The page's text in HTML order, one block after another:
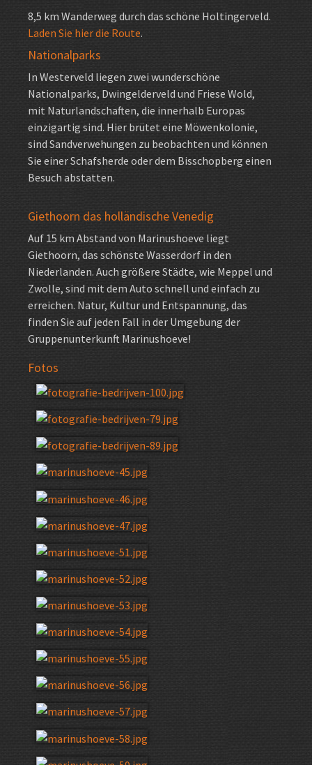
8,5 km Wanderweg durch das schöne Holtingerveld.
Laden Sie hier die Route.
Nationalparks
In Westerveld liegen zwei wunderschöne
Nationalparks, Dwingelderveld und Friese Wold,
mit Naturlandschaften, die innerhalb Europas
einzigartig sind. Hier brütet eine Möwenkolonie,
sind Sandverwehungen zu beobachten und können
Sie einer Schafsherde oder dem Bisschopberg einen
Besuch abstatten.
Giethoorn das holländische Venedig
Auf 15 km Abstand von Marinushoeve liegt
Giethoorn, das schönste Wasserdorf in den
Niederlanden. Auch größere Städte, wie Meppel und
Zwolle, sind mit dem Auto schnell und einfach zu
erreichen. Natur, Kultur und Entspannung, das
finden Sie auf jeden Fall in der Umgebung der
Gruppenunterkunft Marinushoeve!
Fotos